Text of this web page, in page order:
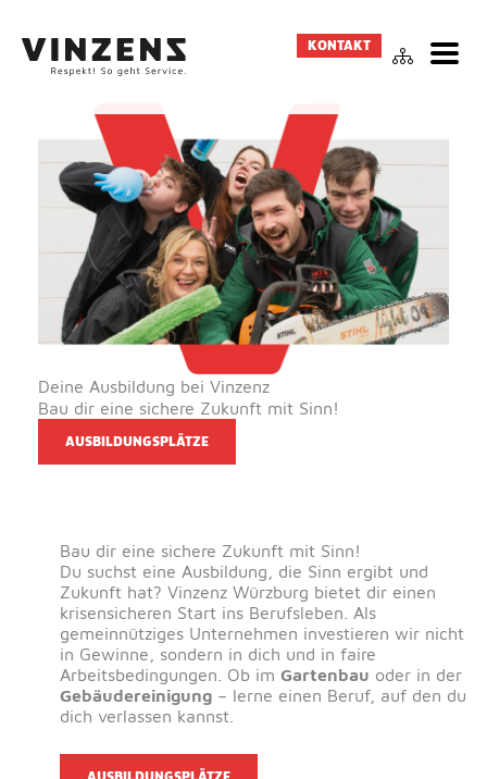
springen
KONTAKT
Deine Ausbildung bei Vinzenz
Bau dir eine sichere Zukunft mit Sinn!
AUSBILDUNGSPLÄTZE
Bau dir eine sichere Zukunft mit Sinn!
Du suchst eine Ausbildung, die Sinn ergibt und
Zukunft hat? Vinzenz Würzburg bietet dir einen
krisensicheren Start ins Berufsleben. Als
gemeinnütziges Unternehmen investieren wir nicht
in Gewinne, sondern in dich und in faire
Arbeitsbedingungen. Ob im Gartenbau oder in der
Gebäudereinigung – lerne einen Beruf, auf den du
dich verlassen kannst.